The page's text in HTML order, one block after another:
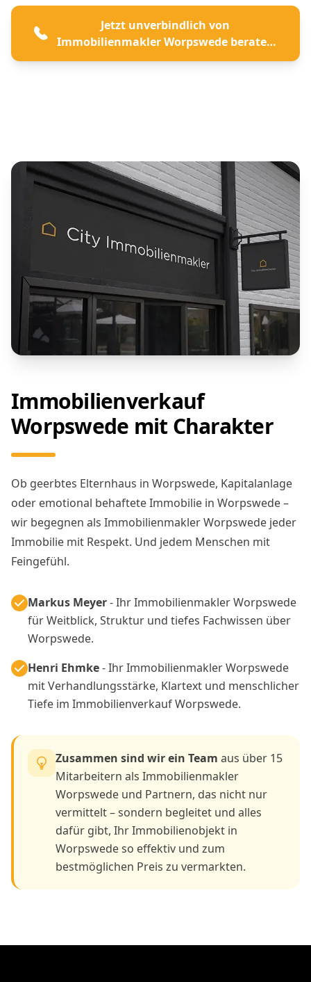
Jetzt unverbindlich von
Immobilienmakler Worpswede beraten
lassen
Immobilienverkauf
Worpswede mit Charakter
Ob geerbtes Elternhaus in Worpswede, Kapitalanlage
oder emotional behaftete Immobilie in Worpswede –
wir begegnen als Immobilienmakler Worpswede jeder
Immobilie mit Respekt. Und jedem Menschen mit
Feingefühl.
Markus Meyer- Ihr Immobilienmakler Worpswede
für Weitblick, Struktur und tiefes Fachwissen über
Worpswede.
Henri Ehmke- Ihr Immobilienmakler Worpswede
mit Verhandlungsstärke, Klartext und menschlicher
Tiefe im Immobilienverkauf Worpswede.
Zusammen sind wir ein Team aus über 15
Mitarbeitern als Immobilienmakler
Worpswede und Partnern, das nicht nur
vermittelt – sondern begleitet und alles
dafür gibt, Ihr Immobilienobjekt in
Worpswede so effektiv und zum
bestmöglichen Preis zu vermarkten.